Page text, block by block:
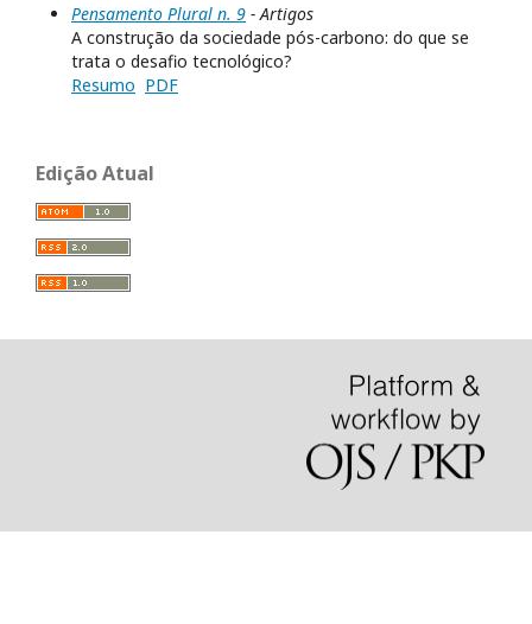
Pensamento Plural n. 9 - Artigos
A construção da sociedade pós-carbono: do que se
trata o desafio tecnológico?
Resumo PDF
Edição Atual